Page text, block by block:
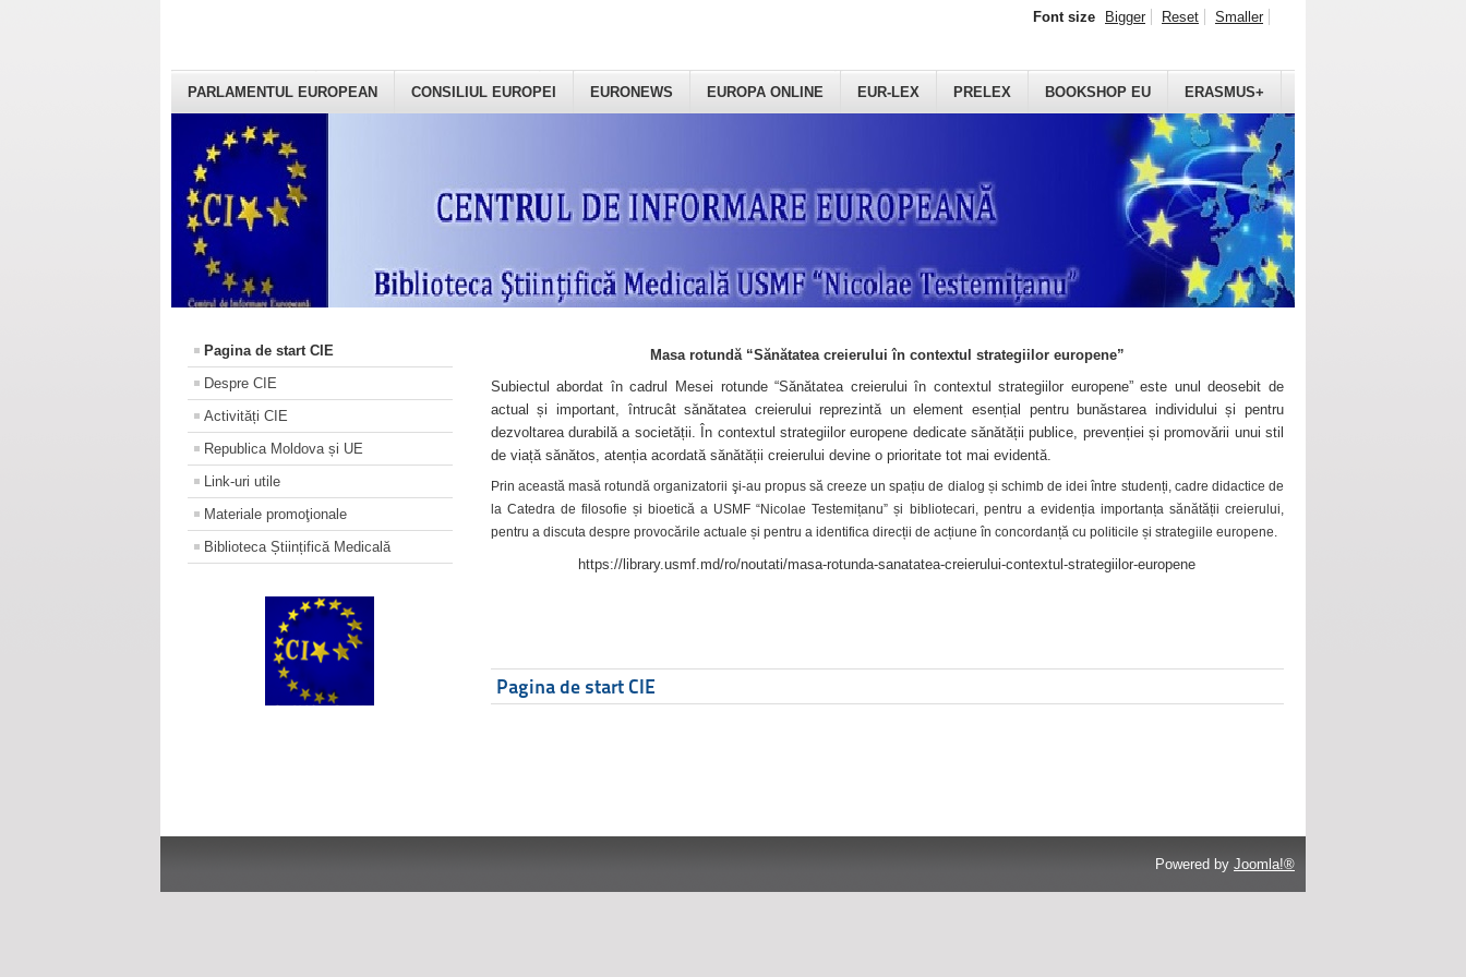
PARLAMENTUL EUROPEAN CONSILIUL EUROPEI EURONEWS EUROPA ONLINE EUR-LEX PRELEX BOOKSHOP EU ERASMUS+
Font size Bigger Reset Smaller
Pagina de start CIE
Despre CIE
Activități CIE
Republica Moldova și UE
Link-uri utile
Materiale promoţionale
Biblioteca Științifică Medicală
Masa rotundă “Sănătatea creierului în contextul strategiilor europene”
Subiectul abordat în cadrul Mesei rotunde “Sănătatea creierului în contextul strategiilor europene” este unul deosebit de
actual și important, întrucât sănătatea creierului reprezintă un element esențial pentru bunăstarea individului și pentru
dezvoltarea durabilă a societății. În contextul strategiilor europene dedicate sănătății publice, prevenției și promovării unui stil
de viață sănătos, atenția acordată sănătății creierului devine o prioritate tot mai evidentă.
Prin această masă rotundă organizatorii şi-au propus să creeze un spațiu de dialog și schimb de idei între studenți, cadre didactice de
la Catedra de filosofie și bioetică a USMF “Nicolae Testemițanu” și bibliotecari, pentru a evidenția importanța sănătății creierului,
pentru a discuta despre provocările actuale și pentru a identifica direcții de acțiune în concordanță cu politicile și strategiile europene.
https://library.usmf.md/ro/noutati/masa-rotunda-sanatatea-creierului-contextul-strategiilor-europene
Pagina de start CIE
Powered by Joomla!®